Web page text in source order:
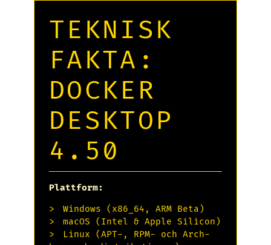
TEKNISK
FAKTA:
DOCKER
DESKTOP
4.50
Plattform:
Windows (x86_64, ARM Beta)
macOS (Intel & Apple Silicon)
Linux (APT-, RPM- och Arch-